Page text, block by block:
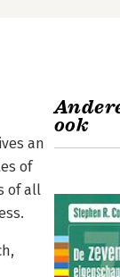
an
of
of all
ook